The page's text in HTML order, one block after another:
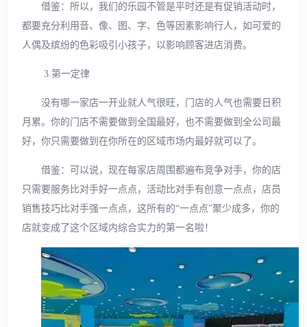
借鉴：所以，我们的乐园不管是平时还是有促销活动时，
都要充分利用音、像、图、字、色等因素影响行人，如可爱的
人偶及缤纷的色彩吸引小孩子，以影响顾客进店消费。
3.第一定律
没有哪一家店一开业就人气很旺，门店的人气也需要日积
月累。你的门店不需要做到全国最好，也不需要做到全公司最
好，你只需要做到在你所在的区域市场内最好就可以了。
借鉴：可以说，现在每家店周围都遍布竞争对手，你的店
只需要服务比对手好一点点，活动比对手有创意一点点，店员
销售技巧比对手强一点点，这所有的“一点点”聚少成多，你的
店就变成了这个区域内综合实力的第一名啦！